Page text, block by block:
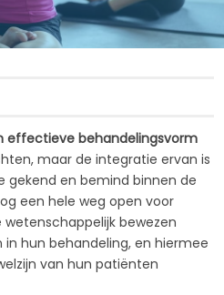
effectieve behandelingsvorm
maar de integratie ervan is
gekend en bemind binnen de
een hele weg open voor
bewezen
hun behandeling, en hiermee
van hun patiënten